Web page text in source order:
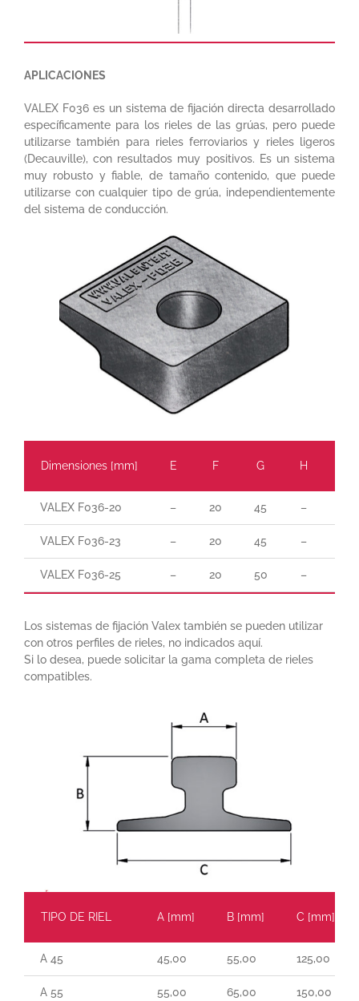
APLICACIONES
VALEX F036 es un sistema de fijación directa desarrollado
específicamente para los rieles de las grúas, pero puede
utilizarse también para rieles ferroviarios y rieles ligeros
(Decauville), con resultados muy positivos. Es un sistema
muy robusto y fiable, de tamaño contenido, que puede
utilizarse con cualquier tipo de grúa, independientemente
del sistema de conducción.
Dimensiones [mm] E F G H
VALEX F036-20 – 20 45 –
VALEX F036-23 – 20 45 –
VALEX F036-25 – 20 50 –
Los sistemas de fijación Valex también se pueden utilizar
con otros perfiles de rieles, no indicados aquí.
Si lo desea, puede solicitar la gama completa de rieles
compatibles.
TIPO DE RIEL A [mm] B [mm] C [mm]
A 45 45,00 55,00 125,00
A 55 55,00 65,00 150,00